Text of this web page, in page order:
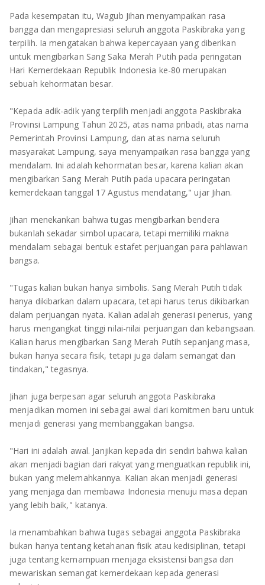
MESUJI
WAY KANAN
PRINGSEWU
Pada kesempatan itu, Wagub Jihan menyampaikan rasa
bangga dan mengapresiasi seluruh anggota Paskibraka yang
terpilih. Ia mengatakan bahwa kepercayaan yang diberikan
untuk mengibarkan Sang Saka Merah Putih pada peringatan
Hari Kemerdekaan Republik Indonesia ke-80 merupakan
sebuah kehormatan besar.
"Kepada adik-adik yang terpilih menjadi anggota Paskibraka
Provinsi Lampung Tahun 2025, atas nama pribadi, atas nama
Pemerintah Provinsi Lampung, dan atas nama seluruh
masyarakat Lampung, saya menyampaikan rasa bangga yang
mendalam. Ini adalah kehormatan besar, karena kalian akan
mengibarkan Sang Merah Putih pada upacara peringatan
kemerdekaan tanggal 17 Agustus mendatang," ujar Jihan.
Jihan menekankan bahwa tugas mengibarkan bendera
bukanlah sekadar simbol upacara, tetapi memiliki makna
mendalam sebagai bentuk estafet perjuangan para pahlawan
bangsa.
"Tugas kalian bukan hanya simbolis. Sang Merah Putih tidak
hanya dikibarkan dalam upacara, tetapi harus terus dikibarkan
dalam perjuangan nyata. Kalian adalah generasi penerus, yang
harus mengangkat tinggi nilai-nilai perjuangan dan kebangsaan.
Kalian harus mengibarkan Sang Merah Putih sepanjang masa,
bukan hanya secara fisik, tetapi juga dalam semangat dan
tindakan," tegasnya.
Jihan juga berpesan agar seluruh anggota Paskibraka
menjadikan momen ini sebagai awal dari komitmen baru untuk
menjadi generasi yang membanggakan bangsa.
"Hari ini adalah awal. Janjikan kepada diri sendiri bahwa kalian
akan menjadi bagian dari rakyat yang menguatkan republik ini,
bukan yang melemahkannya. Kalian akan menjadi generasi
yang menjaga dan membawa Indonesia menuju masa depan
yang lebih baik," katanya.
Ia menambahkan bahwa tugas sebagai anggota Paskibraka
bukan hanya tentang ketahanan fisik atau kedisiplinan, tetapi
juga tentang kemampuan menjaga eksistensi bangsa dan
mewariskan semangat kemerdekaan kepada generasi